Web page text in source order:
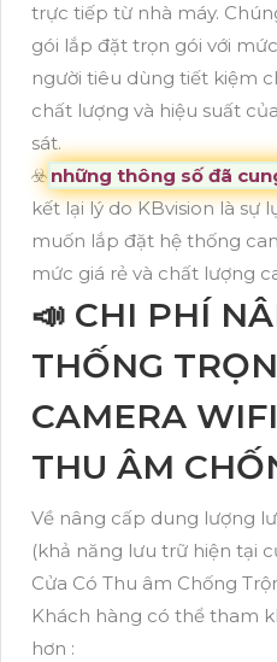
trực tiếp từ nhà máy.
gói lắp đặt trọn gói với
người tiêu dùng tiết kiệm
chất lượng và hiệu suất
sát.
☣️ những thông số đã
kết lại lý do KBvision là sự
muốn lắp đặt hệ thống
mức giá rẻ và chất lượng
📣 CHI PHÍ
THỐNG
CAMERA
THU ÂM
Về nâng cấp dung lượng
(khả năng lưu trữ hiện tại
Cửa Có Thu âm Chống
Khách hàng có thể tham
hơn :